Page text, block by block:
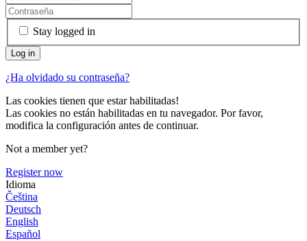
Stay logged in
¿Ha olvidado su contraseña?
Las cookies tienen que estar habilitadas!
Las cookies no están habilitadas en tu navegador. Por favor,
modifica la configuración antes de continuar.
Not a member yet?
Register now
Idioma
Čeština
Deutsch
English
Español